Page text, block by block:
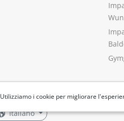
Utilizziamo i cookie per migliorare
Italiano